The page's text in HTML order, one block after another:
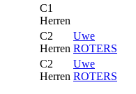
C1
Herren
C2
Herren
Uwe
ROTERS
C2
Herren
Uwe
ROTERS